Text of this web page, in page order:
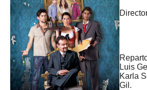
Luis
Karla
Gil.